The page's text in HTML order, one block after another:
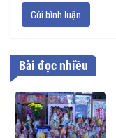
Gửi bình luận
Bài đọc nhiều